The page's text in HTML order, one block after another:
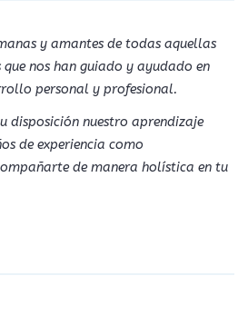
y amantes de todas aquellas
nos han guiado y ayudado en
personal y profesional.
disposición nuestro aprendizaje
de experiencia como
de manera holística en tu